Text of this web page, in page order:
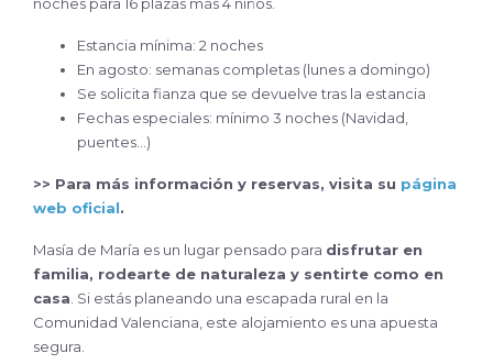
noches para 16 plazas más 4 niños.
Estancia mínima: 2 noches
En agosto: semanas completas (lunes a domingo)
Se solicita fianza que se devuelve tras la estancia
Fechas especiales: mínimo 3 noches (Navidad,
puentes…)
>> Para más información y reservas, visita su página
web oficial.
Masía de María es un lugar pensado para disfrutar en
familia, rodearte de naturaleza y sentirte como en
casa. Si estás planeando una escapada rural en la
Comunidad Valenciana, este alojamiento es una apuesta
segura.